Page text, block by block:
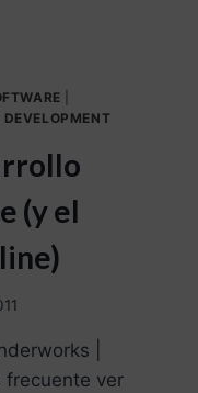
(y el
|
frecuente ver